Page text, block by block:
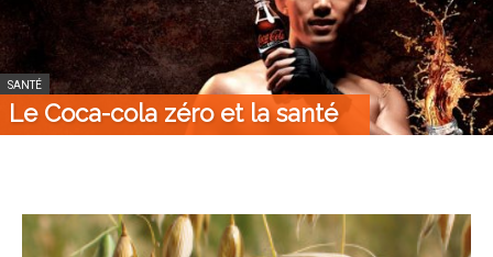
SANTÉ
Le Coca-cola zéro et la santé